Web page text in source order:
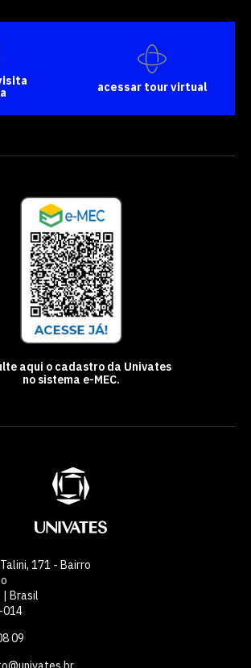
acessar tour virtual
aqui o cadastro da Univates
no sistema e-MEC.
171 - Bairro
| Brasil
014
09